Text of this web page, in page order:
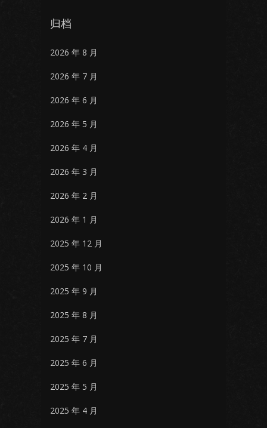
归档
2026 年 8 月
2026 年 7 月
2026 年 6 月
2026 年 5 月
2026 年 4 月
2026 年 3 月
2026 年 2 月
2026 年 1 月
2025 年 12 月
2025 年 10 月
2025 年 9 月
2025 年 8 月
2025 年 7 月
2025 年 6 月
2025 年 5 月
2025 年 4 月